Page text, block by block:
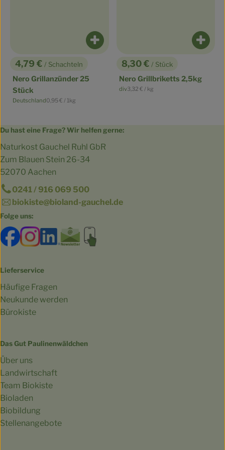
, Preis:
4,79 € / Schachteln
Nero Grillanzünder 25
Stück
, Herkunft:
Deutschland, Referenzpreis:
0,95 € / 1kg
Produkt zum Warenkorb
, Preis:
8,30 € / Stück
Nero Grillbriketts 2,5kg
, Herkunft:
div, Referenzpreis:
3,32 € / kg
Du hast eine Frage? Wir helfen gerne:
Naturkost Gauchel Ruhl GbR
Zum Blauen Stein 26-34
52070 Aachen
0241 / 916 069 500
biokiste@bioland-gauchel.de
Folge uns:
Externer Link zu https://www.facebook.com/
Externer Link zu https://www.instagram.com/
Externer Link zu https://
Externer Link zu https://
Lieferservice
Häufige Fragen
Neukunde werden
Bürokiste
Das Gut Paulinenwäldchen
Über uns
Landwirtschaft
Team Biokiste
Bioladen
Biobildung
Stellenangebote